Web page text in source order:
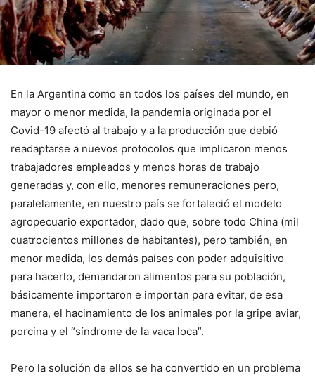
En la Argentina como en todos los países del mundo, en
mayor o menor medida, la pandemia originada por el
Covid-19 afectó al trabajo y a la producción que debió
readaptarse a nuevos protocolos que implicaron menos
trabajadores empleados y menos horas de trabajo
generadas y, con ello, menores remuneraciones pero,
paralelamente, en nuestro país se fortaleció el modelo
agropecuario exportador, dado que, sobre todo China (mil
cuatrocientos millones de habitantes), pero también, en
menor medida, los demás países con poder adquisitivo
para hacerlo, demandaron alimentos para su población,
básicamente importaron e importan para evitar, de esa
manera, el hacinamiento de los animales por la gripe aviar,
porcina y el “síndrome de la vaca loca”.
Pero la solución de ellos se ha convertido en un problema